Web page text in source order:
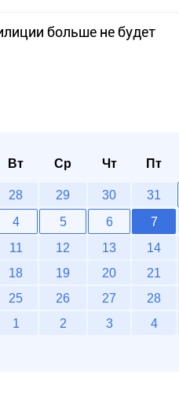
больше не будет
Вт Ср Чт Пт
28 29 30 31
4 5 6 7
11 12 13 14
18 19 20 21
25 26 27 28
1 2 3 4